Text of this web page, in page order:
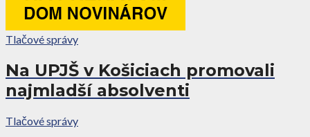
Tlačové správy
Na UPJŠ v Košiciach promovali
najmladší absolventi
Tlačové správy